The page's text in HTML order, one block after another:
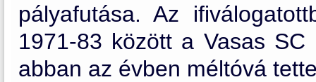
pályafutása. Az
1971-83 között a Vasas
abban az évben méltóvá